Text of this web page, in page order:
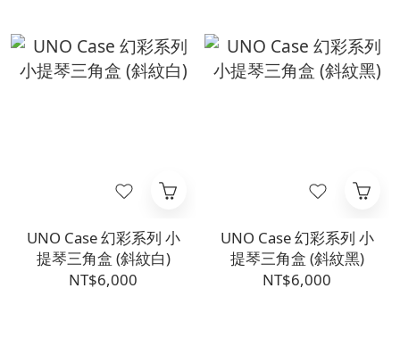
UNO Case 幻彩系列 小
提琴三角盒 (斜紋白)
NT$6,000
UNO Case 幻彩系列 小
提琴三角盒 (斜紋黑)
NT$6,000